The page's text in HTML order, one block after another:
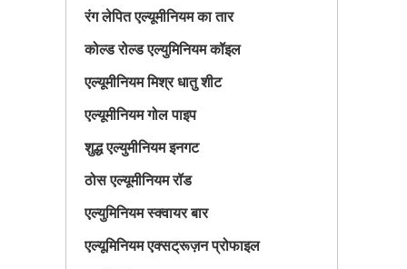
रंग लेपित एल्यूमीनियम का तार
कोल्ड रोल्ड एल्युमिनियम कॉइल
एल्यूमीनियम मिश्र धातु शीट
एल्यूमीनियम गोल पाइप
शुद्ध एल्युमीनियम इनगट
ठोस एल्यूमीनियम रॉड
एल्युमिनियम स्क्वायर बार
एल्यूमिनियम एक्सट्रूज़न प्रोफाइल